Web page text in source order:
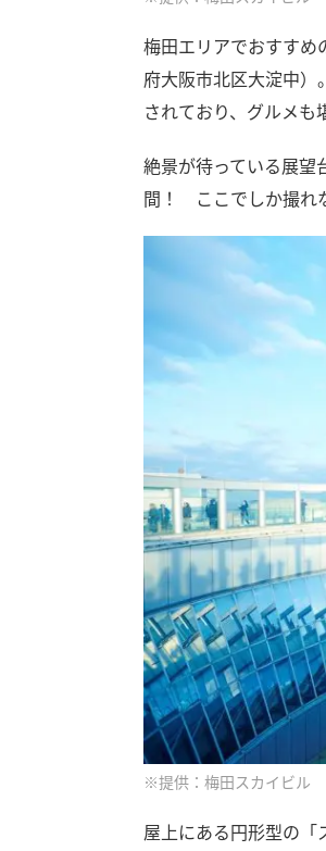
梅田エリアでおすすめ
府大阪市北区大淀中
されており、グルメも
絶景が待っている展望
間！ ここでしか撮れ
※提供：梅田スカイビル
屋上にある円形型の